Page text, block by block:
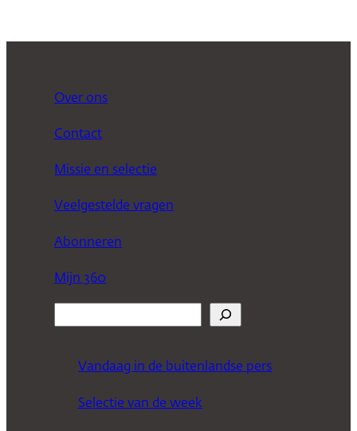
Over ons
Contact
Missie en selectie
Veelgestelde vragen
Abonneren
Mijn 360
Vandaag in de buitenlandse pers
Selectie van de week